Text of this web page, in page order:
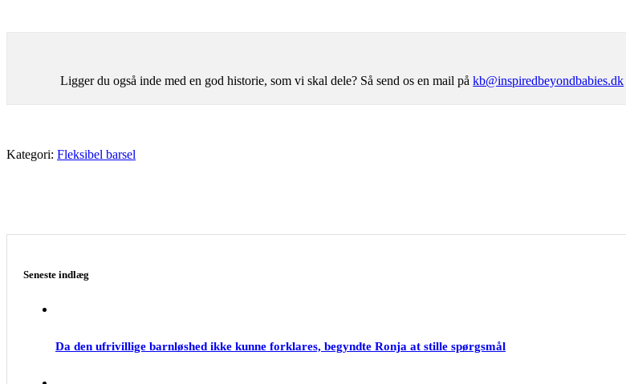
Ligger du også inde med en god historie, som vi skal dele? Så send os en mail påkb@inspiredbeyondbabies.dk
Kategori: Fleksibel barsel
Seneste indlæg
Da den ufrivillige barnløshed ikke kunne forklares, begyndte Ronja at stille spørgsmål